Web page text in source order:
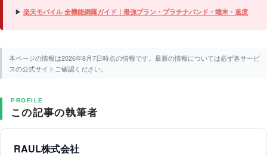
▶ 楽天モバイル 全機能網羅ガイド｜最強プラン・プラチナバンド・端末・速度
本ページの情報は2026年8月7日時点の情報です。最新の情報については必ず各サービ
スの公式サイトご確認ください。
PROFILE
この記事の執筆者
RAUL株式会社